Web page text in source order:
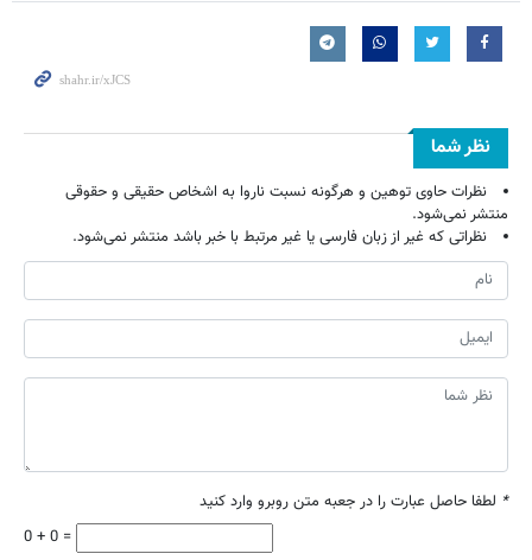
نظر شما
نظرات حاوی توهین و هرگونه نسبت ناروا به اشخاص حقیقی و حقوقی
منتشر نمی‌شود.
نظراتی که غیر از زبان فارسی یا غیر مرتبط با خبر باشد منتشر نمی‌شود.
* لطفا حاصل عبارت را در جعبه متن روبرو وارد کنید
0 + 0 =